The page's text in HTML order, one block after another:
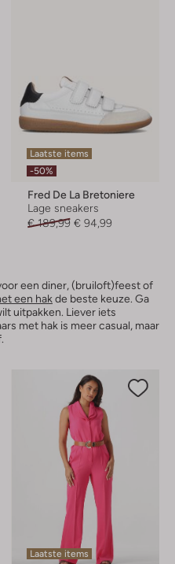
Laatste items
-50%
Fred De La Bretoniere
Lage sneakers
€ 189,99 € 94,99
een diner, (bruiloft)feest of
een hak de beste keuze. Ga
uitpakken. Liever iets
met hak is meer casual, maar
Laatste items